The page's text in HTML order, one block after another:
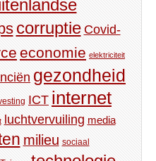
corruptie Covid-
economie elektriciteit
gezondheid
ICT internet
luchtvervuiling media
milieu sociaal